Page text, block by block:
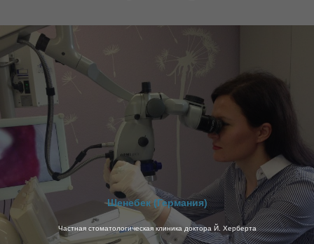
Шенебек (Германия)
Частная стоматологическая клиника доктора Й. Херберта